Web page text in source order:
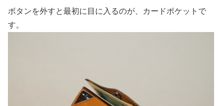
ボタンを外すと最初に目に入るのが、カードポケットで
す。